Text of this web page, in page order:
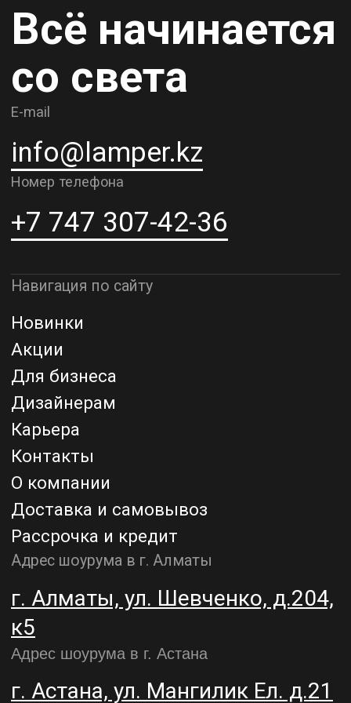
Контакты
О компании
Рассрочка и кредит
к5
Адрес шоурума в г. Астана
г. Астана, ул. Мангилик Ел. д.21
Благодарим за внимание к Lamper.kz.
До встречи в ваших будущих
Политика конфиденциальности